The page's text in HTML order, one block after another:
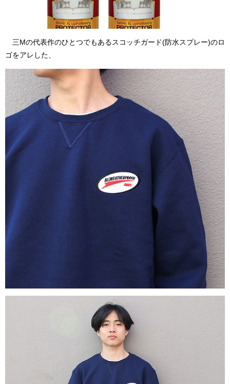
三Mの代表作のひとつでもあるスコッチガード(防水スプレー)のロ
ゴをアレした、